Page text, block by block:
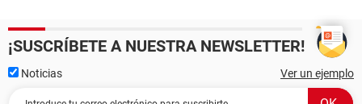
¡SUSCRÍBETE A NUESTRA NEWSLETTER!
Noticias Ver un ejemplo